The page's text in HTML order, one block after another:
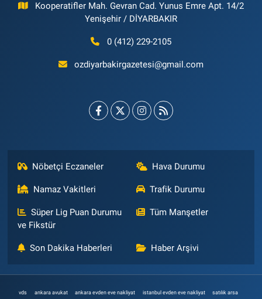
Kooperatifler Mah. Gevran Cad. Yunus Emre Apt. 14/2
Yenişehir / DİYARBAKIR
0 (412) 229-2105
ozdiyarbakirgazetesi@gmail.com
Nöbetçi Eczaneler Hava Durumu
Namaz Vakitleri Trafik Durumu
Süper Lig Puan Durumu
ve Fikstür
Tüm Manşetler
Son Dakika Haberleri Haber Arşivi
vds ankara avukat ankara evden eve nakliyat istanbul evden eve nakliyat satılık arsa